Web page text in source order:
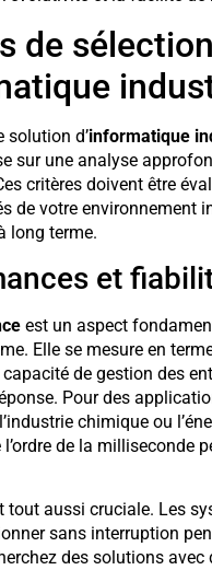
de
solution d’informatique
sur une analyse
critères doivent être
de votre environnement
long terme.
et
est un aspect
Elle se mesure en
de gestion des
Pour des
chimique ou
de la milliseconde
tout aussi cruciale. Les
sans interruption
des solutions avec